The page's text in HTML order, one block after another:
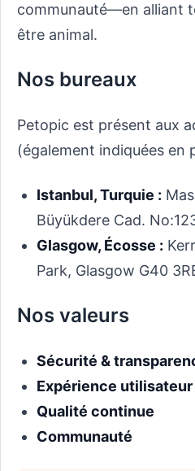
communauté—en alliant
être animal.
Nos bureaux
Petopic est présent aux
(également indiquées en
Istanbul, Turquie :
Büyükdere Cad.
Glasgow, Écosse :
Park, Glasgow G40
Nos valeurs
Sécurité &
Expérience utilisateur
Qualité continue
Communauté